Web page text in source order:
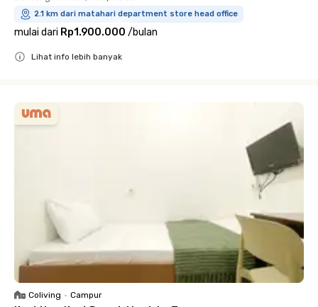
2.1 km dari matahari department store head office
mulai dari Rp1.900.000 /bulan
Lihat info lebih banyak
Coliving • Campur